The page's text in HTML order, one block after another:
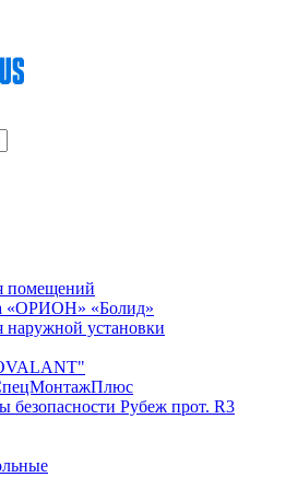
помещений
«ОРИОН» «Болид»
наружной установки
безопасности Рубеж прот. R3